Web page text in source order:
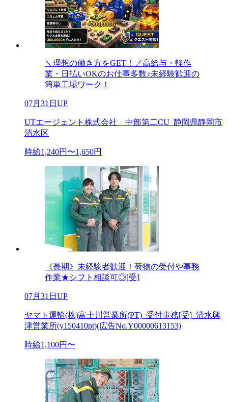
＼理想の働き方をGET！／高給与・軽作
業・日払いOKのお仕事多数♪未経験歓迎の
簡単工場ワーク！
07月31日UP
UTエージェント株式会社 中部第二CU_静岡県静岡市
清水区
時給1,240円〜1,650円
《長期》未経験者歓迎！荷物の受付や事務
作業★シフト相談可◎[受]
07月31日UP
ヤマト運輸(株)富士川営業所(PT)_受付事務[受]_清水興
津営業所(y150410pt)(広告No.Y00000613153)
時給1,100円〜